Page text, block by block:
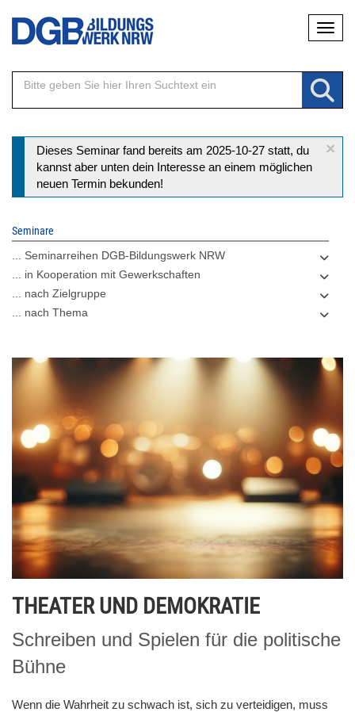
Direkt
Inhalt
×
Statusmeldung
Dieses Seminar fand bereits am 2025-10-27 statt, du
kannst aber unten dein Interesse an einem möglichen
neuen Termin bekunden!
Seminare
... Seminarreihen DGB-Bildungswerk NRW
... in Kooperation mit Gewerkschaften
... nach Zielgruppe
... nach Thema
THEATER UND DEMOKRATIE
Schreiben und Spielen für die politische
Bühne
Wenn die Wahrheit zu schwach ist, sich zu verteidigen, muss